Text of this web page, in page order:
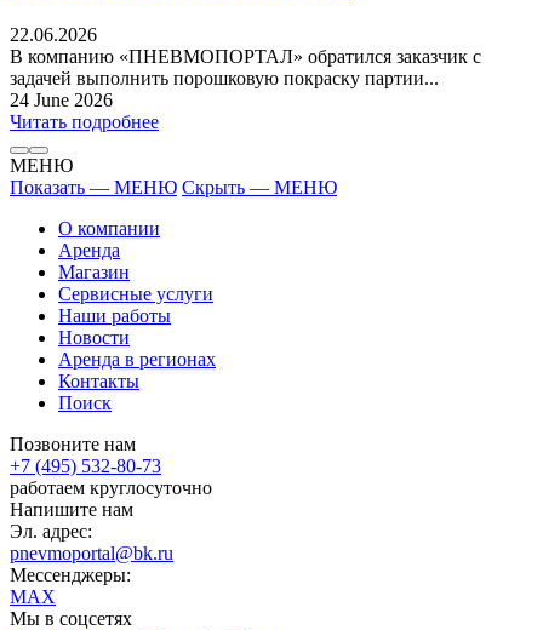
22.06.2026
В компанию «ПНЕВМОПОРТАЛ» обратился заказчик с
задачей выполнить порошковую покраску партии...
24 June 2026
Читать подробнее
МЕНЮ
Показать — МЕНЮ Скрыть — МЕНЮ
О компании
Аренда
Магазин
Сервисные услуги
Наши работы
Новости
Аренда в регионах
Контакты
Поиск
Позвоните нам
+7 (495) 532-80-73
работаем круглосуточно
Напишите нам
Эл. адрес:
pnevmoportal@bk.ru
Мессенджеры:
MAX
Мы в соцсетях